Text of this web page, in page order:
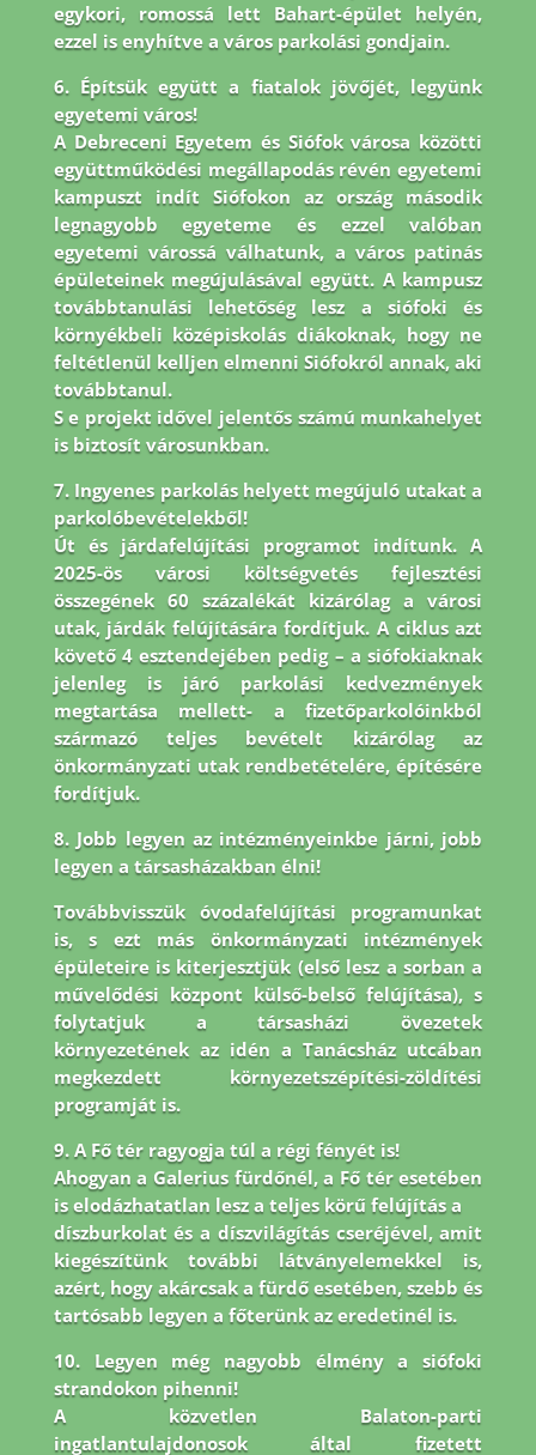
egykori, romossá lett Bahart-épület helyén,
ezzel is enyhítve a város parkolási gondjain.
6. Építsük együtt a fiatalok jövőjét, legyünk
egyetemi város!
A Debreceni Egyetem és Siófok városa közötti
együttműködési megállapodás révén egyetemi
kampuszt indít Siófokon az ország második
legnagyobb egyeteme és ezzel valóban
egyetemi várossá válhatunk, a város patinás
épületeinek megújulásával együtt. A kampusz
továbbtanulási lehetőség lesz a siófoki és
környékbeli középiskolás diákoknak, hogy ne
feltétlenül kelljen elmenni Siófokról annak, aki
továbbtanul.
S e projekt idővel jelentős számú munkahelyet
is biztosít városunkban.
7. Ingyenes parkolás helyett megújuló utakat a
parkolóbevételekből!
Út és járdafelújítási programot indítunk. A
2025-ös városi költségvetés fejlesztési
összegének 60 százalékát kizárólag a városi
utak, járdák felújítására fordítjuk. A ciklus azt
követő 4 esztendejében pedig – a siófokiaknak
jelenleg is járó parkolási kedvezmények
megtartása mellett- a fizetőparkolóinkból
származó teljes bevételt kizárólag az
önkormányzati utak rendbetételére, építésére
fordítjuk.
8. Jobb legyen az intézményeinkbe járni, jobb
legyen a társasházakban élni!
Továbbvisszük óvodafelújítási programunkat
is, s ezt más önkormányzati intézmények
épületeire is kiterjesztjük (első lesz a sorban a
művelődési központ külső-belső felújítása), s
folytatjuk a társasháziövezetek
környezetének az idén a Tanácsház utcában
megkezdett környezetszépítési-zöldítési
programját is.
9. A Fő tér ragyogja túl a régi fényét is!
Ahogyan a Galerius fürdőnél, a Fő tér esetében
is elodázhatatlan lesz a teljes körű felújítás a
díszburkolat és a díszvilágítás cseréjével, amit
kiegészítünk további látványelemekkel is,
azért, hogy akárcsak a fürdő esetében, szebb és
tartósabb legyen a főterünk az eredetinél is.
10. Legyen még nagyobb élmény a siófoki
strandokon pihenni!
A közvetlen Balaton-parti
ingatlantulajdonosok által fizetett